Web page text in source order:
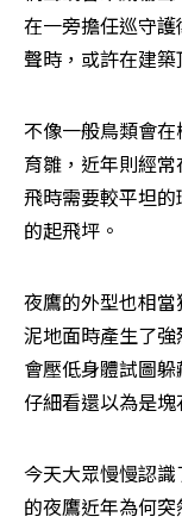
在一旁擔任巡守
聲時，或許在建
不像一般鳥類會
育雛，近年則經
飛時需要較平坦
的起飛坪。
夜鷹的外型也相
泥地面時產生了
會壓低身體試圖
仔細看還以為是塊
今天大眾慢慢認
的夜鷹近年為何